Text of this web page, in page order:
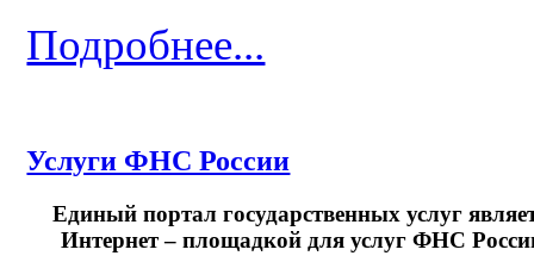
Подробнее...
Услуги ФНС России
Единый портал государственных услуг
Интернет – площадкой для услуг ФНС